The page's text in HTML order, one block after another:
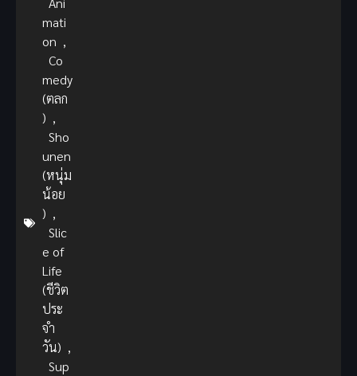
mati
on ,
Co
medy
(ตลก
) ,
Sho
unen
(หนุ่ม
น้อย
) ,
Slic
e of
Life
(ชีวิต
ประ
จำ
วัน) ,
Sup